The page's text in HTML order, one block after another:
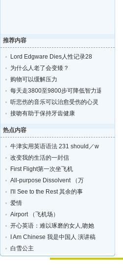
推荐内容
Lord Edgware Dies人性记录28
为什么人老了会变矮？
购物可以缓解压力
每天走3800至9800步可降低智力退化的风险
听悲伤的音乐可以治愈受伤的心灵
接吻有助于保持牙齿健康
热点内容
牛津实用英语语法 231 should／w
改变我的生活的一封信
First Flight第一次坐飞机
All-purpose Dissolvent （万
I'll See to the Rest 其余的事
爱情
Airport （飞机场）
开心英语：难以琢磨的女人,吻她
I Am Chinese 我是中国人 演讲稿
白雪公主